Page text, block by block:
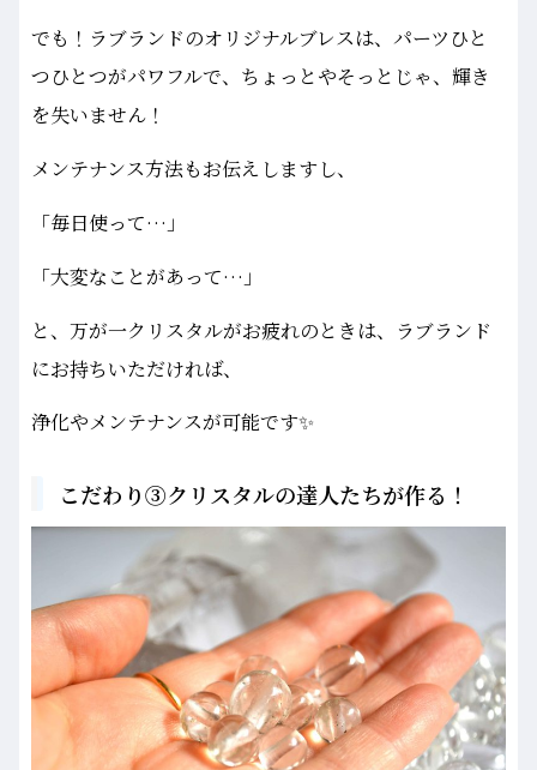
でも！ラブランドのオリジナルブレスは、パーツひと
つひとつがパワフルで、ちょっとやそっとじゃ、輝き
を失いません！
メンテナンス方法もお伝えしますし、
「毎日使って…」
「大変なことがあって…」
と、万が一クリスタルがお疲れのときは、ラブランド
にお持ちいただければ、
浄化やメンテナンスが可能です✨
こだわり③クリスタルの達人たちが作る！